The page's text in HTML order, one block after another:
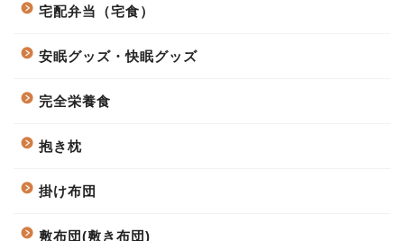
宅配弁当（宅食）
安眠グッズ・快眠グッズ
完全栄養食
抱き枕
掛け布団
敷布団(敷き布団)